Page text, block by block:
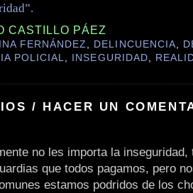
CASTILLO PÁEZ
FERNÁNDEZ, DELINCUENCIA,
POLICIAL, INSEGURIDAD,
/ HACER UN
no les importa la inseguridad,
que todos pagamos, pero
estamos podridos de los